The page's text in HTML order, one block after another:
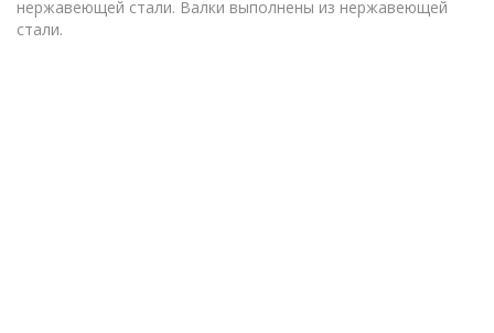
нержавеющей стали. Валки выполнены из нержавеющей
стали.